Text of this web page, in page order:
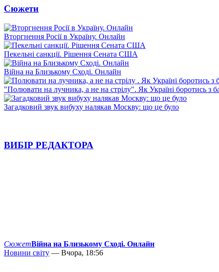
Сюжети
Вторгнення Росії в Україну. Онлайн
Пекельні санкції. Рішення Сената США
Війна на Близькому Сході. Онлайн
"Полювати на лучника, а не на стрілу". Як Україні боротись з
Загадковий звук вибуху налякав Москву: що це було
ВИБІР РЕДАКТОРА
СюжетВійна на Близькому Сході. Онлайн
Новини світу — Вчора, 18:56